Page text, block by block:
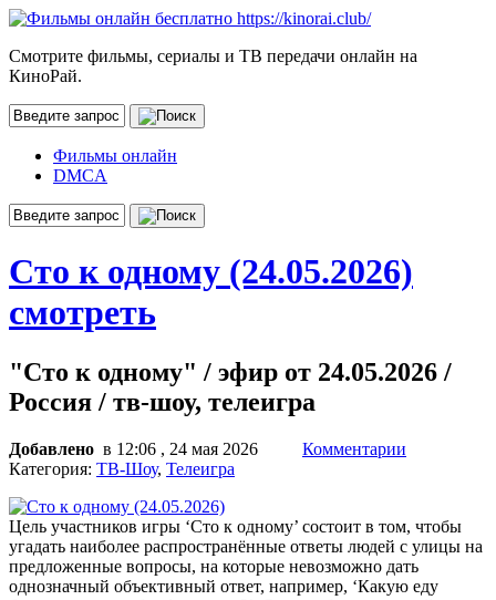
Смотрите фильмы, сериалы и ТВ передачи онлайн на
КиноРай.
Фильмы онлайн
DMCA
Сто к одному (24.05.2026)
смотреть
"Сто к одному" / эфир от 24.05.2026 /
Россия / тв-шоу, телеигра
Добавлено в 12:06 , 24 мая 2026
Комментарии
Категория: ТВ-Шоу, Телеигра
Цель участников игры ‘Сто к одному’ состоит в том, чтобы
угадать наиболее распространённые ответы людей с улицы на
предложенные вопросы, на которые невозможно дать
однозначный объективный ответ, например, ‘Какую еду